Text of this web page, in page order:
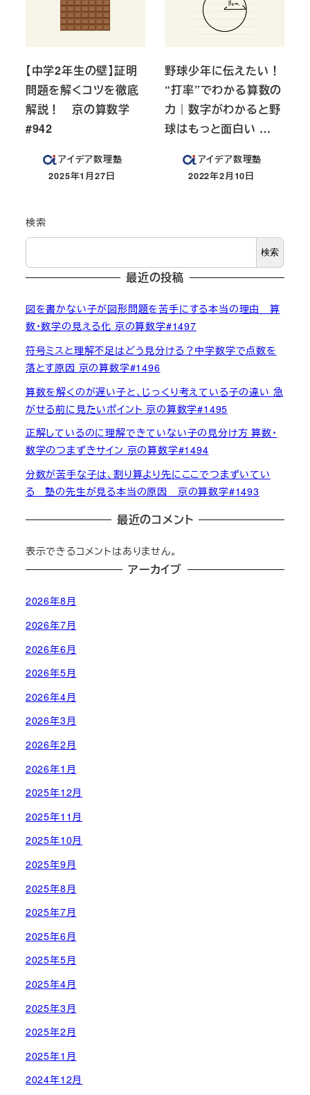
【中学2年生の壁】証明
問題を解くコツを徹底
解説！ 京の算数学
#942
アイデア数理塾
投稿日
2025年1月27日
野球少年に伝えたい！
“打率”でわかる算数の
力｜数字がわかると野
球はもっと面白い …
アイデア数理塾
投稿日
2022年2月10日
検索
検索
最近の投稿
図を書かない子が図形問題を苦手にする本当の理由 算
数・数学の見える化 京の算数学#1497
符号ミスと理解不足はどう見分ける？中学数学で点数を
落とす原因 京の算数学#1496
算数を解くのが遅い子と、じっくり考えている子の違い 急
がせる前に見たいポイント 京の算数学#1495
正解しているのに理解できていない子の見分け方 算数・
数学のつまずきサイン 京の算数学#1494
分数が苦手な子は、割り算より先にここでつまずいてい
る 塾の先生が見る本当の原因 京の算数学#1493
最近のコメント
表示できるコメントはありません。
アーカイブ
2026年8月
2026年7月
2026年6月
2026年5月
2026年4月
2026年3月
2026年2月
2026年1月
2025年12月
2025年11月
2025年10月
2025年9月
2025年8月
2025年7月
2025年6月
2025年5月
2025年4月
2025年3月
2025年2月
2025年1月
2024年12月